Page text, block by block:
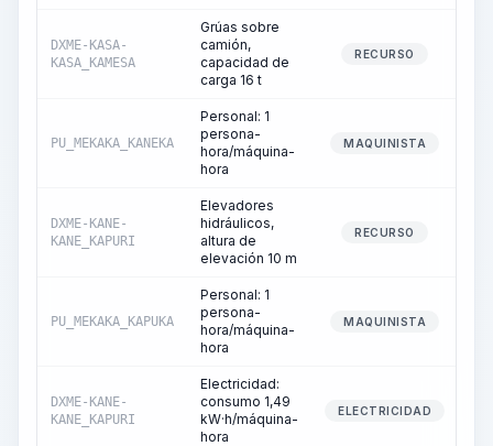
DXME-KASA-
KASA_KAMESA
Grúas sobre
camión,
capacidad de
carga 16 t
RECURSO
PU_MEKAKA_KANEKA
Personal: 1
persona-
hora/máquina-
hora
MAQUINISTA
DXME-KANE-
KANE_KAPURI
Elevadores
hidráulicos,
altura de
elevación 10 m
RECURSO
PU_MEKAKA_KAPUKA
Personal: 1
persona-
hora/máquina-
hora
MAQUINISTA
DXME-KANE-
KANE_KAPURI
Electricidad:
consumo 1,49
kW·h/máquina-
hora
ELECTRICIDAD